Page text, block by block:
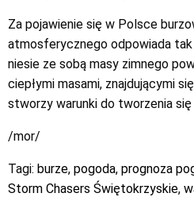
Za pojawienie się w Polsce
atmosferycznego odpowiada
niesie ze sobą masy zimnego
ciepłymi masami, znajdującymi
stworzy warunki do tworzenia się
/mor/
Tagi: burze, pogoda, prognoza
Storm Chasers Świętokrzyskie,